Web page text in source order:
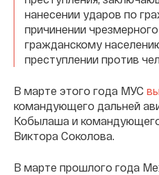
нанесении ударов по
причинении
гражданскому
преступлении против
В марте этого года МУС
командующего дальней
Кобылаша и
Виктора Соколова.
В марте прошлого года